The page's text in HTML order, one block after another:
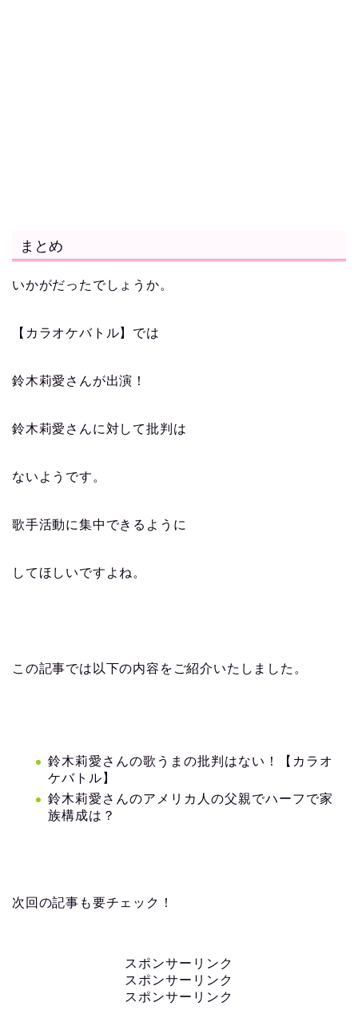
まとめ
いかがだったでしょうか。
【カラオケバトル】では
鈴木莉愛さんが出演！
鈴木莉愛さんに対して批判は
ないようです。
歌手活動に集中できるように
してほしいですよね。
この記事では以下の内容をご紹介いたしました。
鈴木莉愛さんの歌うまの批判はない！【カラオ
ケバトル】
鈴木莉愛さんのアメリカ人の父親でハーフで家
族構成は？
次回の記事も要チェック！
スポンサーリンク
スポンサーリンク
スポンサーリンク